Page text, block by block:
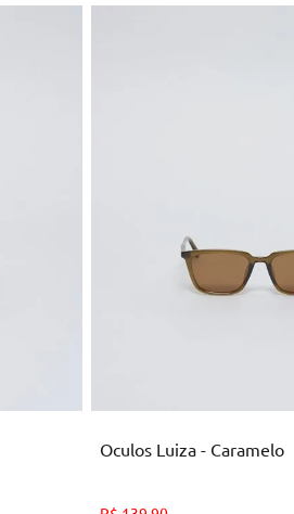
Oculos Luiza - Caramelo